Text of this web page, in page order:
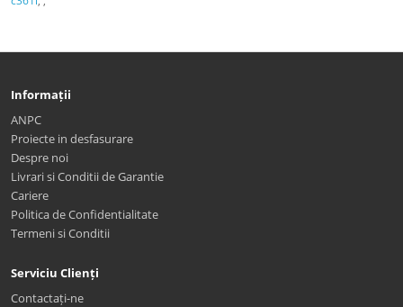
Informații
ANPC
Proiecte in desfasurare
Despre noi
Livrari si Conditii de Garantie
Cariere
Politica de Confidentialitate
Termeni si Conditii
Serviciu Clienți
Contactați-ne